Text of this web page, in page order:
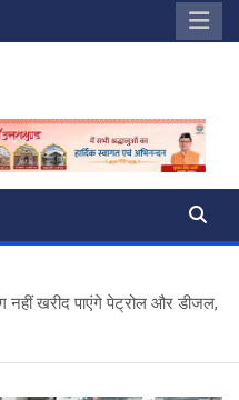
खरीद पाएंगे पेट्रोल और डीजल,